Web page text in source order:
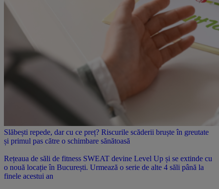
Slăbești repede, dar cu ce preț? Riscurile scăderii bruște în greutate
și primul pas către o schimbare sănătoasă
Rețeaua de săli de fitness SWEAT devine Level Up și se extinde cu
o nouă locație în București. Urmează o serie de alte 4 săli până la
finele acestui an